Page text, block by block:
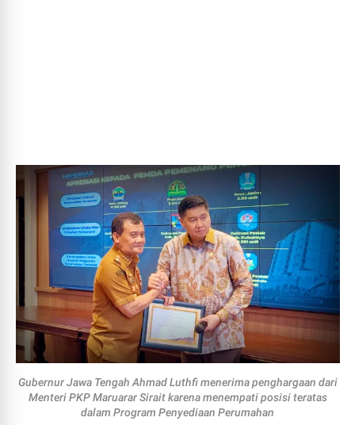
Gubernur Jawa Tengah Ahmad Luthfi menerima penghargaan dari
Menteri PKP Maruarar Sirait karena menempati posisi teratas
dalam Program Penyediaan Perumahan